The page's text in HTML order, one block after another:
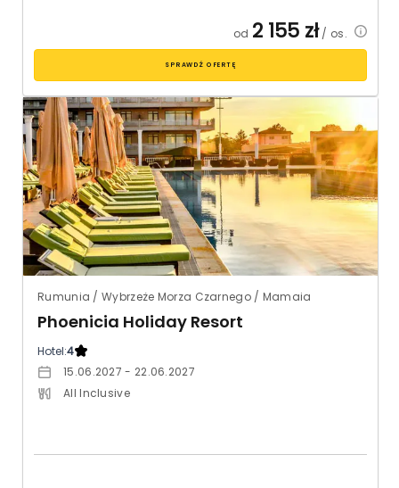
od 2 155 zł/ os.
SPRAWDŹ OFERTĘ
Rumunia / Wybrzeże Morza Czarnego / Mamaia
Phoenicia Holiday Resort
Hotel:4
15.06.2027 - 22.06.2027
All Inclusive